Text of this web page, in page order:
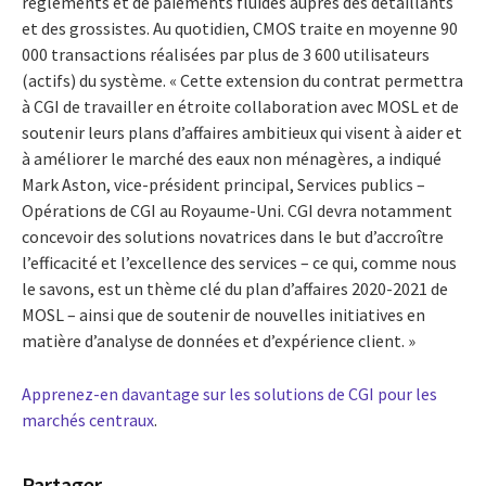
et des grossistes. Au quotidien, CMOS traite en moyenne 90
000 transactions réalisées par plus de 3 600 utilisateurs
(actifs) du système. « Cette extension du contrat permettra
à CGI de travailler en étroite collaboration avec MOSL et de
soutenir leurs plans d’affaires ambitieux qui visent à aider et
à améliorer le marché des eaux non ménagères, a indiqué
Mark Aston, vice-président principal, Services publics –
Opérations de CGI au Royaume-Uni. CGI devra notamment
concevoir des solutions novatrices dans le but d’accroître
l’efficacité et l’excellence des services – ce qui, comme nous
le savons, est un thème clé du plan d’affaires 2020-2021 de
MOSL – ainsi que de soutenir de nouvelles initiatives en
matière d’analyse de données et d’expérience client. »
Apprenez-en davantage sur les solutions de CGI pour les
marchés centraux.